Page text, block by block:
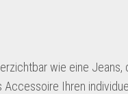
wie eine
Ihren